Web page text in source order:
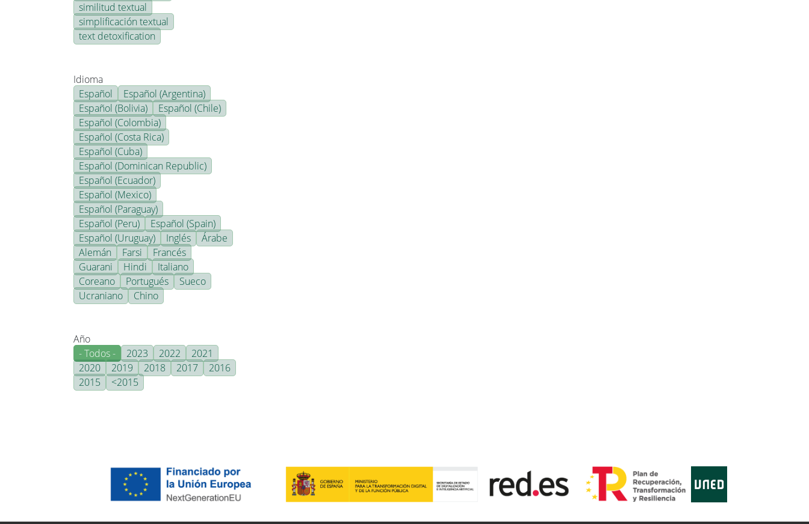
similitud textual
simplificación textual
text detoxification
Idioma
Español
Español (Argentina)
Español (Bolivia)
Español (Chile)
Español (Colombia)
Español (Costa Rica)
Español (Cuba)
Español (Dominican Republic)
Español (Ecuador)
Español (Mexico)
Español (Paraguay)
Español (Peru)
Español (Spain)
Español (Uruguay)
Inglés
Árabe
Alemán
Farsi
Francés
Guarani
Hindi
Italiano
Coreano
Portugués
Sueco
Ucraniano
Chino
Año
- Todos -
2023 2022
2021
2020
2019 2018 2017
2016
2015
<2015